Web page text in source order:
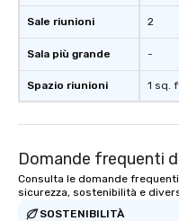
Sale riunioni
Sala più grande
Spazio riunioni
2
-
1 sq.
Domande frequenti
Consulta le domande
sicurezza, sostenibilità e
SOSTENIBILITÀ